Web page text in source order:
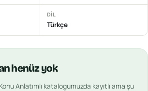
DIL
Türkçe
henüz yok
Anlatımlı katalogumuzda kayıtlı ama şu